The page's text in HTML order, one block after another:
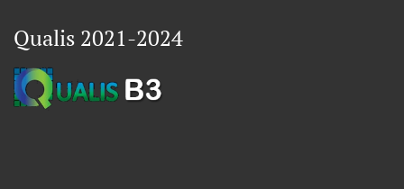
Qualis 2021-2024